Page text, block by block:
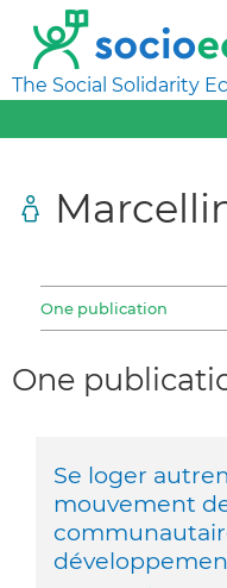
The Social Solidarity
One publication
One
Se loger
mouvement